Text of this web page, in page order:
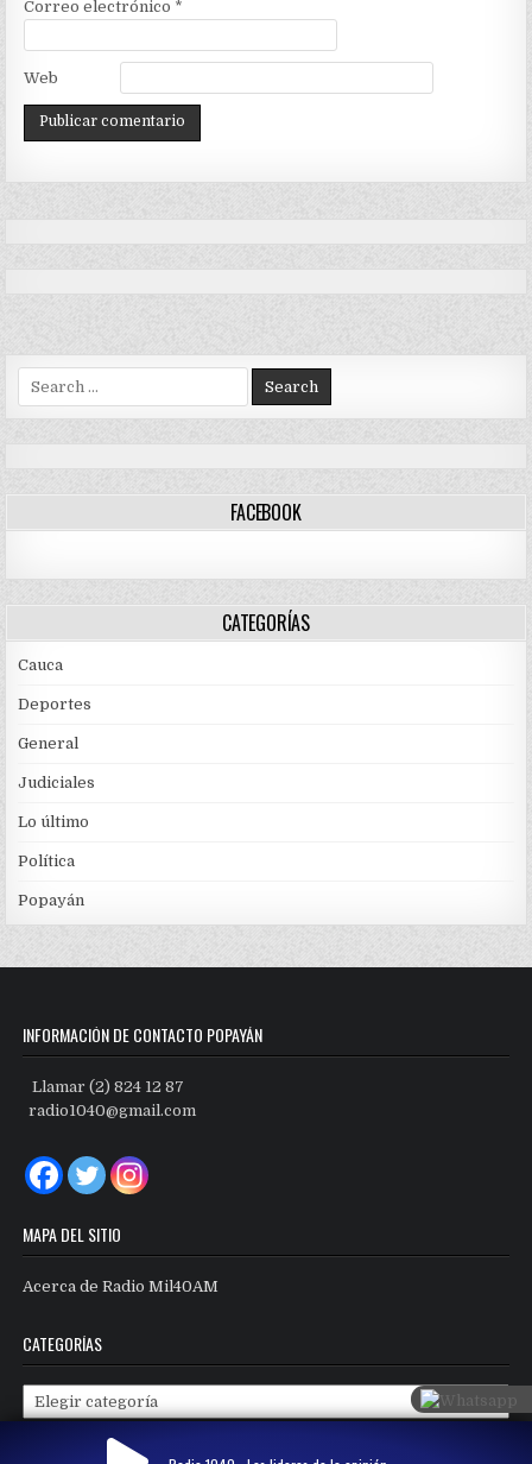
Correo electrónico *
Web
Search
for:
FACEBOOK
CATEGORÍAS
Cauca
Deportes
General
Judiciales
Lo último
Política
Popayán
INFORMACIÓN DE CONTACTO POPAYÁN
Llamar (2) 824 12 87
radio1040@gmail.com
MAPA DEL SITIO
Acerca de Radio Mil40AM
CATEGORÍAS
Categorías